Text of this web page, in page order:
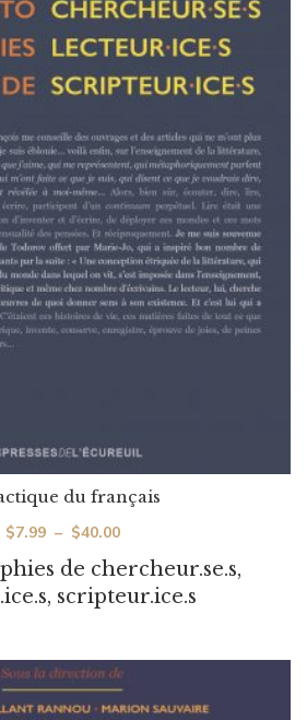
de chercheur.se.s,
scripteur.ice.s
du français
$7.99 – $40.00Plage
de
prix :
$40.00